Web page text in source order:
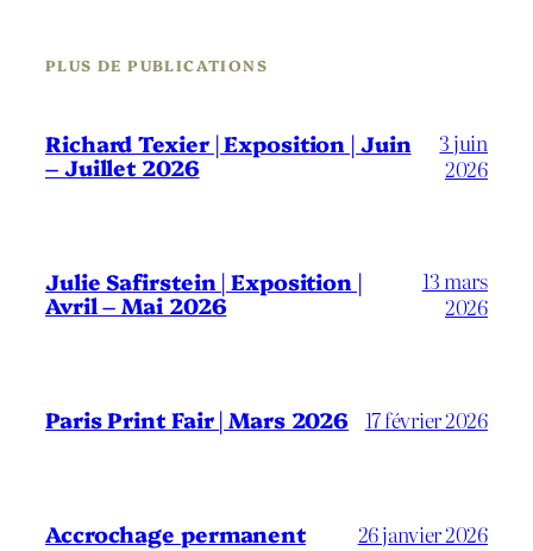
PLUS DE PUBLICATIONS
Richard Texier | Exposition | Juin
– Juillet 2026
3 juin
2026
Julie Safirstein | Exposition |
Avril – Mai 2026
13 mars
2026
Paris Print Fair | Mars 2026 17 février 2026
Accrochage permanent 26 janvier 2026